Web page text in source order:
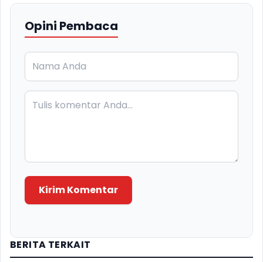
BERITA TERKAIT
Opini Pembaca
Kirim Komentar